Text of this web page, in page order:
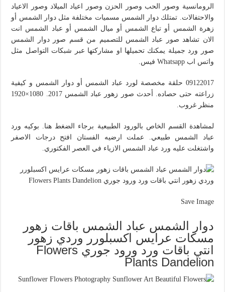
الرومانسية وصور الحب وصور الحزن وصور اعياد الميلاد وصور الاعياد
والاحتفالات. تمتلك دوار الشمس مسميات مختلفة مثل دوار الشمس أو
زهرة الشمس أو تباع الشمس أو ميال الشمس أو عباد الشمس انت
الان تشاهد صور عباد الشمس للتصميم من قسم صور دوار الشمس
صور ورد جميلة يمكنك تحميلها او مشاركتها عبر شبكات التواصل مثل
واتس اب Whatsapp فيس.
09122017 حلقة مخصصة لورد عباد الشمس أو دوار الشمس و كيفية
زراعته حتى حصاده. أحدث صور زهور عباد الشمس 2017. 1080×1920
منظر غروب.
لمشاهدة القسم الخاص بالورود الطبيعية برجاء الضغط هنا. بوكيه ورد
عباد الشمس طبيعي. عملت ارضيه الفستان افتح درجات الاصفر
واشتغلت عليه ورد عباد الشمس الازياء في العصر الفكتوري.
Save Image
دوار الشمس عباد الشمس باقات زهور
مسكات عرايس اكسبلورر وردي زهور
انتي باقات ورد ورود جوري Flowers
Plants Dandelion